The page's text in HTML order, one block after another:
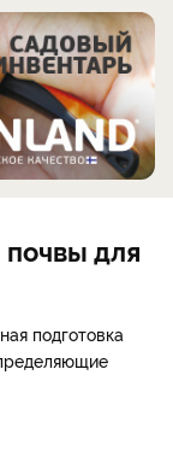
для
подготовка